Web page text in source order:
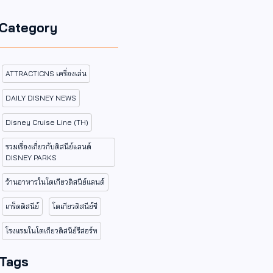
Category
ATTRACTICNS เครื่องเล่น
DAILY DISNEY NEWS
Disney Cruise Line (TH)
รวมเรื่องเกี่ยวกับดิสนีย์แลนด์
DISNEY PARKS
ร้านอาหารในโตเกียวดิสนีย์แลนด์
เกร็ดดิสนีย์ โตเกียวดิสนีย์ซี
โรงแรมในโตเกียวดิสนีย์รีสอร์ท
Tags